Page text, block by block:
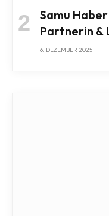
Samu
Partnerin &
6. DEZEMBER 2025